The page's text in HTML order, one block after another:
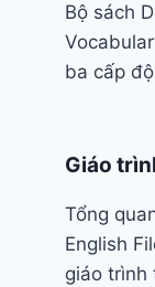
Bộ sách
ba cấp
Giáo
Tổng
English
giáo trình